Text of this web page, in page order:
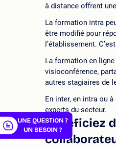
à distance offrent
La formation intra
être modifié pour
l’établissement.
La formation en
visioconférence,
autres stagiaires de
En inter, en intra ou
experts du secteur.
Bénéficiez
UNE QUESTION ?
UN BESOIN ?